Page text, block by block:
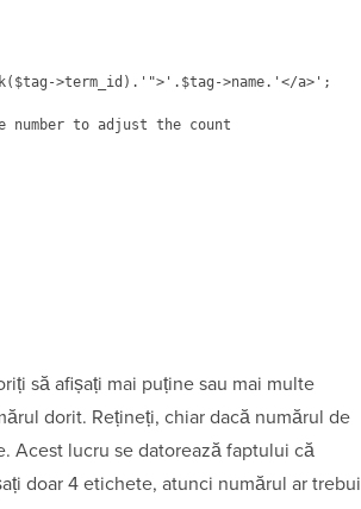
să afișați mai puține sau mai multe
dorit. Rețineți, chiar dacă numărul de
Acest lucru se datorează faptului că
doar 4 etichete, atunci numărul ar trebui